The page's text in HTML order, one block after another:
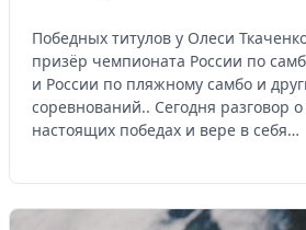
Победных титулов у Олеси
призёр чемпионата России по
и России по пляжному самбо и
соревнований.. Сегодня разговор
настоящих победах и вере в себя…